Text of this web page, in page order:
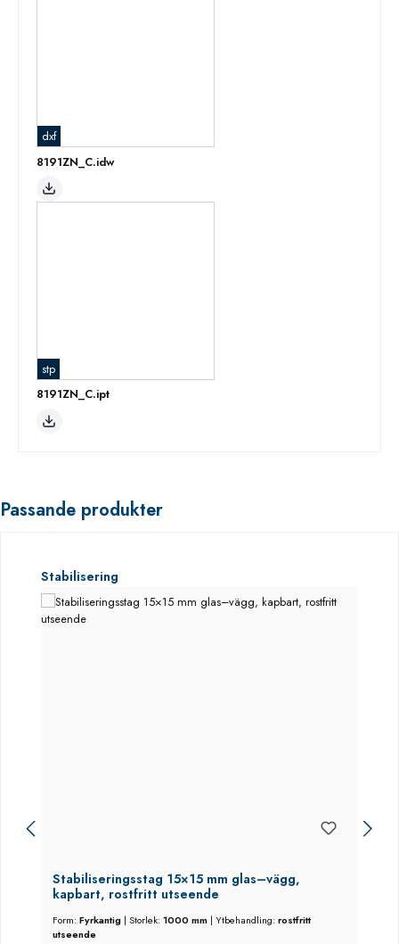
dxf
8191ZN_C.idw
stp
8191ZN_C.ipt
Passande produkter
Hoppa över produktgalleri
Stabilisering
Stabiliseringsstag 15×15 mm glas–vägg,
kapbart, rostfritt utseende
Form:Fyrkantig | Storlek:1000 mm | Ytbehandling:rostfritt
utseende